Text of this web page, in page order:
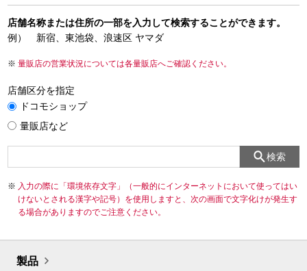
店舗名称または住所の一部を入力して検索することができます。
例） 新宿、東池袋、浪速区 ヤマダ
量販店の営業状況については各量販店へご確認ください。
店舗区分を指定
ドコモショップ
量販店など
検索
入力の際に「環境依存文字」（一般的にインターネットにおいて使ってはい
けないとされる漢字や記号）を使用しますと、次の画面で文字化けが発生す
る場合がありますのでご注意ください。
製品